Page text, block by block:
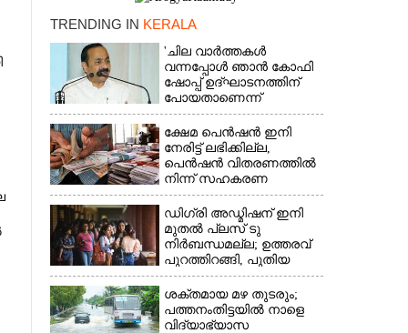
TRENDING IN KERALA
'ചില വാർത്തകൾ
വന്നപ്പോൾ ഞാൻ കോഫി
ഷോപ്പ് ഉദ്ഘാടനത്തിന്
പോയതാണെന്ന്
വിചാരിച്ചു, 400 കോടിയുടെ
പ്രോജക്ടാണ് അത്'
ക്ഷേമ പെൻഷൻ ഇനി
നേരിട്ട് ലഭിക്കില്ല,​
പെൻഷൻ വിതരണത്തിൽ
നിന്ന് സഹകരണ
ബാങ്കുകളെ ഒഴിവാക്കി
ഡിഗ്രി അഡ്മിഷന് ഇനി
മുതൽ പ്ലസ് ടു
നിർബന്ധമല്ല; ഉത്തരവ്
പുറത്തിറങ്ങി, പുതിയ
മാറ്റങ്ങൾ അറിയാം
ശക്തമായ മഴ തുടരും;
പത്തനംതിട്ടയിൽ നാളെ
വിദ്യാഭ്യാസ
×